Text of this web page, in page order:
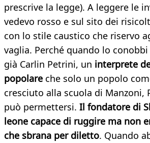
prescrive la legge). A leggere le
vedevo rosso e sul sito dei
con lo stile caustico che riservo
vaglia. Perché quando lo
già Carlin Petrini, un interprete
popolare che solo un popolo
cresciuto alla scuola di Manzoni,
può permettersi. Il fondatore di
leone capace di ruggire ma non
che sbrana per diletto. Quando